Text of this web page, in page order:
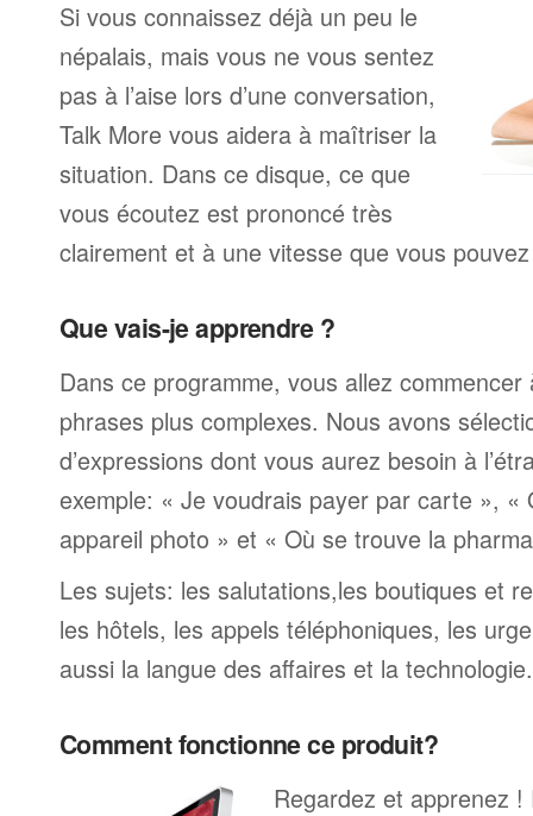
Si vous connaissez déjà un peu le
népalais, mais vous ne vous sentez
pas à l’aise lors d’une conversation,
Talk More vous aidera à maîtriser la
situation. Dans ce disque, ce que
vous écoutez est prononcé très
clairement et à une vitesse que vous
Que vais-je apprendre ?
Dans ce programme, vous allez
phrases plus complexes. Nous avons
d’expressions dont vous aurez besoin à
exemple: « Je voudrais payer par carte », «
appareil photo » et « Où se trouve la
Les sujets: les salutations,les boutiques et
les hôtels, les appels téléphoniques, les
aussi la langue des affaires et la technologie.
Comment fonctionne ce produit?
Regardez et apprenez